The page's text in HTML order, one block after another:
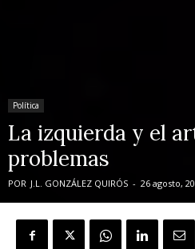
Política
La izquierda y el
problemas
POR J.L. GONZÁLEZ QUIRÓS - 26 agosto,